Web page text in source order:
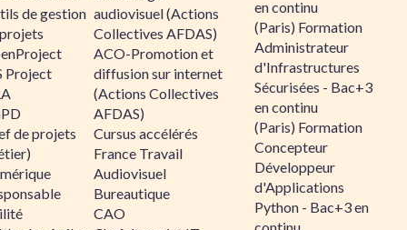
de gestion
Project
de projets
audiovisuel (Actions
Collectives AFDAS)
ACO-Promotion et
diffusion sur internet
(Actions Collectives
AFDAS)
Cursus accélérés
France Travail
Audiovisuel
Bureautique
CAO
en continu
(Paris) Formation
Administrateur
d'Infrastructures
Sécurisées - Bac+3
en continu
(Paris) Formation
Concepteur
Développeur
d'Applications
Python - Bac+3 en